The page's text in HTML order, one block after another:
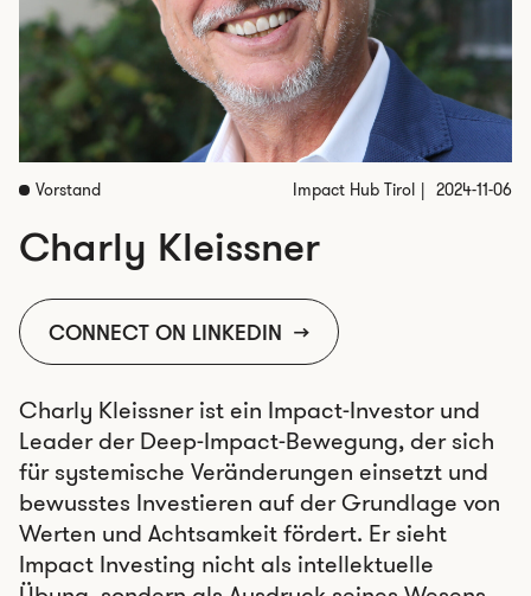
Vorstand Impact Hub Tirol 2024-11-06
Charly Kleissner
CONNECT ON LINKEDIN
Charly Kleissner ist ein Impact-Investor und
Leader der Deep-Impact-Bewegung, der sich
für systemische Veränderungen einsetzt und
bewusstes Investieren auf der Grundlage von
Werten und Achtsamkeit fördert. Er sieht
Impact Investing nicht als intellektuelle